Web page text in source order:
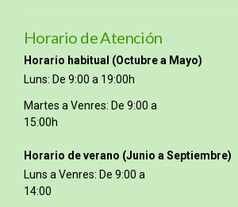
Horario de Atención
Horario habitual (Octubre a Mayo)
Luns: De 9:00 a 19:00h
Martes a Venres: De 9:00 a
15:00h
Horario de verano (Junio a Septiembre)
Luns a Venres: De 9:00 a
14:00